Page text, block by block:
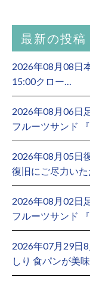
最新の投稿
2026年08月08日
15:00クロー…
2026年08月06日
フルーツサンド
2026年08月05日
復旧にご尽力い
2026年08月02日
フルーツサンド
2026年07月29日
しり 食パンが美